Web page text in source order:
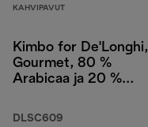
KAHVIPAVUT
Kimbo for De'Longhi,
Gourmet, 80 %
Arabicaa ja 20 %
DLSC609